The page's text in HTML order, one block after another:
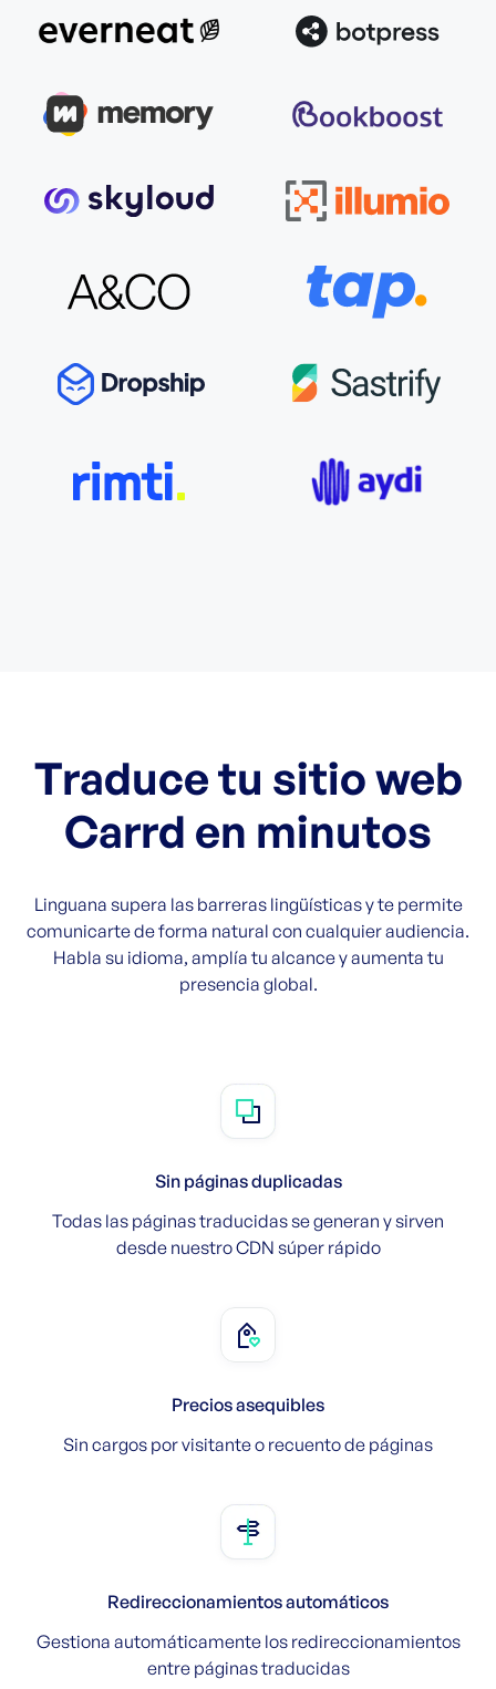
Traduce tu sitio web
Carrd en minutos
Linguana supera las barreras lingüísticas y te permite
comunicarte de forma natural con cualquier audiencia.
Habla su idioma, amplía tu alcance y aumenta tu
presencia global.
Sin páginas duplicadas
Todas las páginas traducidas se generan y sirven
desde nuestro CDN súper rápido
Precios asequibles
Sin cargos por visitante o recuento de páginas
Redireccionamientos automáticos
Gestiona automáticamente los redireccionamientos
entre páginas traducidas